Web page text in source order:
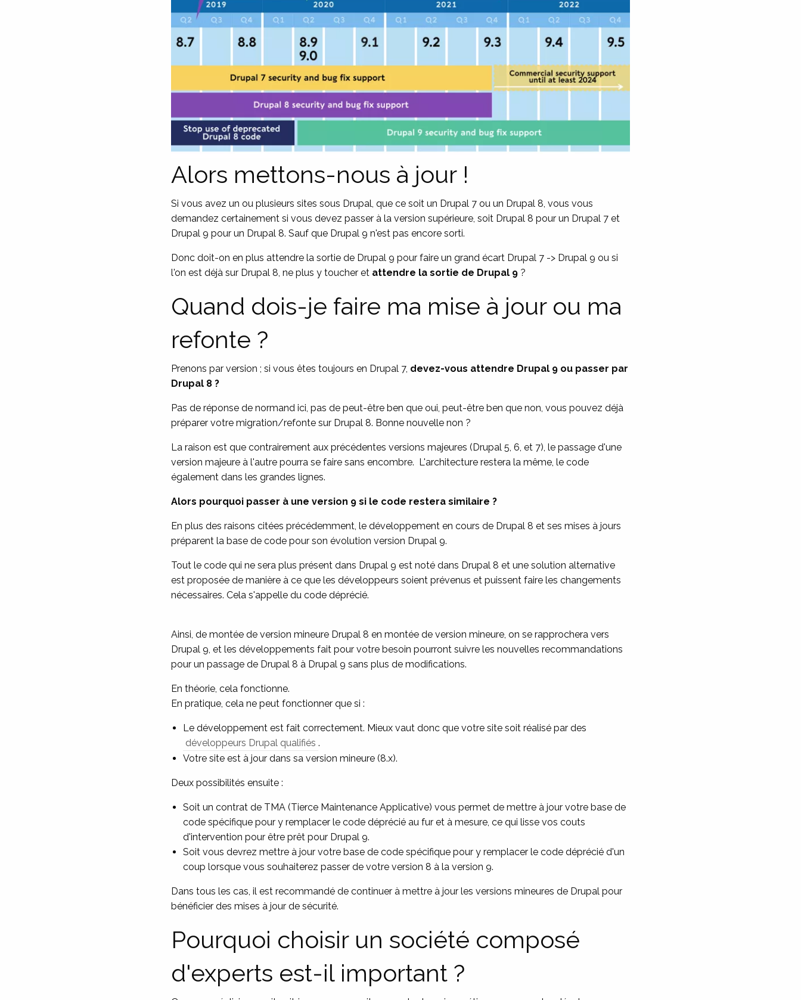
Alors mettons-nous à jour !
Si vous avez un ou plusieurs sites sous Drupal, que ce soit un Drupal 7 ou un Drupal 8, vous vous
demandez certainement si vous devez passer à la version supérieure, soit Drupal 8 pour un Drupal 7 et
Drupal 9 pour un Drupal 8. Sauf que Drupal 9 n'est pas encore sorti.
Donc doit-on en plus attendre la sortie de Drupal 9 pour faire un grand écart Drupal 7 -> Drupal 9 ou si
l'on est déjà sur Drupal 8, ne plus y toucher et attendre la sortie de Drupal 9 ?
Quand dois-je faire ma mise à jour ou ma
refonte ?
Prenons par version ; si vous êtes toujours en Drupal 7, devez-vous attendre Drupal 9 ou passer par
Drupal 8 ?
Pas de réponse de normand ici, pas de peut-être ben que oui, peut-être ben que non, vous pouvez déjà
préparer votre migration/refonte sur Drupal 8. Bonne nouvelle non ?
La raison est que contrairement aux précédentes versions majeures (Drupal 5, 6, et 7), le passage d'une
version majeure à l'autre pourra se faire sans encombre. L'architecture restera la même, le code
également dans les grandes lignes.
Alors pourquoi passer à une version 9 si le code restera similaire ?
En plus des raisons citées précédemment, le développement en cours de Drupal 8 et ses mises à jours
préparent la base de code pour son évolution version Drupal 9.
Tout le code qui ne sera plus présent dans Drupal 9 est noté dans Drupal 8 et une solution alternative
est proposée de manière à ce que les développeurs soient prévenus et puissent faire les changements
nécessaires. Cela s'appelle du code déprécié.
Ainsi, de montée de version mineure Drupal 8 en montée de version mineure, on se rapprochera vers
Drupal 9, et les développements fait pour votre besoin pourront suivre les nouvelles recommandations
pour un passage de Drupal 8 à Drupal 9 sans plus de modifications.
En théorie, cela fonctionne.
En pratique, cela ne peut fonctionner que si :
Le développement est fait correctement. Mieux vaut donc que votre site soit réalisé par des
développeurs Drupal qualifiés .
Votre site est à jour dans sa version mineure (8.x).
Deux possibilités ensuite :
Soit un contrat de TMA (Tierce Maintenance Applicative) vous permet de mettre à jour votre base de
code spécifique pour y remplacer le code déprécié au fur et à mesure, ce qui lisse vos couts
d'intervention pour être prêt pour Drupal 9.
Soit vous devrez mettre à jour votre base de code spécifique pour y remplacer le code déprécié d'un
coup lorsque vous souhaiterez passer de votre version 8 à la version 9.
Dans tous les cas, il est recommandé de continuer à mettre à jour les versions mineures de Drupal pour
bénéficier des mises à jour de sécurité.
Pourquoi choisir un société composé
d'experts est-il important ?